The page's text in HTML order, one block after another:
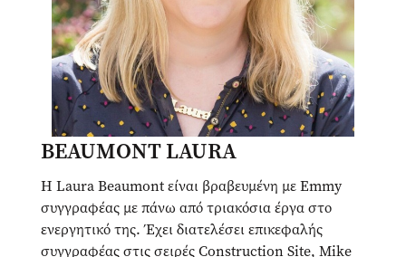
BEAUMONT LAURA
Η Laura Beaumont είναι βραβευμένη με Emmy
συγγραφέας με πάνω από τριακόσια έργα στο
ενεργητικό της. Έχει διατελέσει επικεφαλής
συγγραφέας στις σειρές Construction Site, Mike